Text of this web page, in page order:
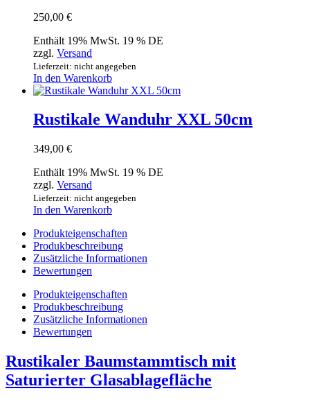
250,00 €
Enthält 19% MwSt. 19 % DE
zzgl. Versand
Lieferzeit: nicht angegeben
In den Warenkorb
Rustikale Wanduhr XXL 50cm
349,00 €
Enthält 19% MwSt. 19 % DE
zzgl. Versand
Lieferzeit: nicht angegeben
In den Warenkorb
Produkteigenschaften
Produkbeschreibung
Zusätzliche Informationen
Bewertungen
Produkteigenschaften
Produkbeschreibung
Zusätzliche Informationen
Bewertungen
Rustikaler Baumstammtisch mit
Saturierter Glasablagefläche